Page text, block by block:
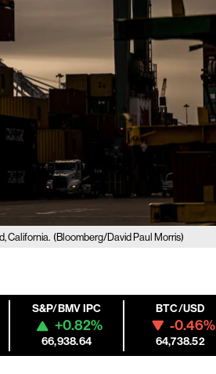
California. (Bloomberg/David Paul Morris)
S&P/BMV IPC
+0.82%
66,938.64
BTC/USD
-0.46%
64,738.52